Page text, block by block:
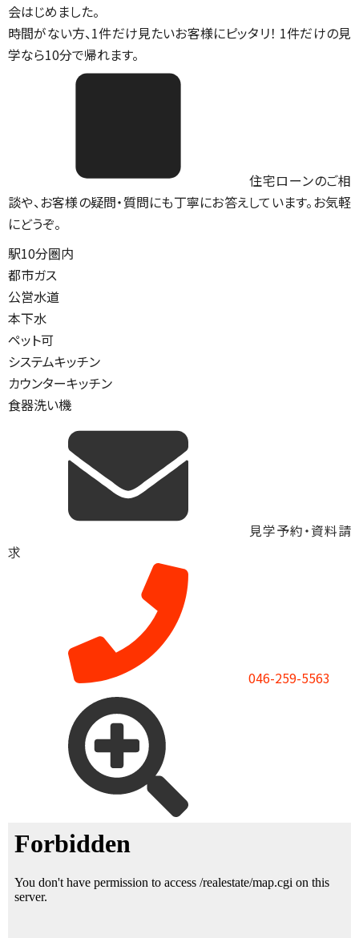
会はじめました。
時間がない方、1件だけ見たいお客様にピッタリ！ 1件だけの見
学なら10分で帰れます。
住宅ローンのご相
談や、お客様の疑問・質問にも丁寧にお答えしています。お気軽
にどうぞ。
駅10分圏内
都市ガス
公営水道
本下水
ペット可
システムキッチン
カウンターキッチン
食器洗い機
見学予約・資料請
求
046-259-5563